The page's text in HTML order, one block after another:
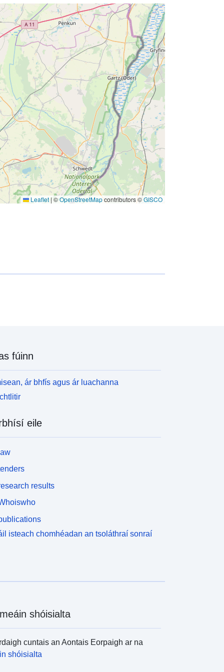
Leaflet | ©OpenStreetMapcontributors ©GISCO
fúinn
ár bhfís agus ár luachanna
eile
results
isteach chomhéadan an tsoláthraí sonraí
shóisialta
cuntais an Aontais Eorpaigh ar na
shóisialta